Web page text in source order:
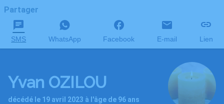
Partager
SMS WhatsApp Facebook E-mail Lien
Yvan OZILOU
décédé le 19 avril 2023 à l'âge de 96 ans